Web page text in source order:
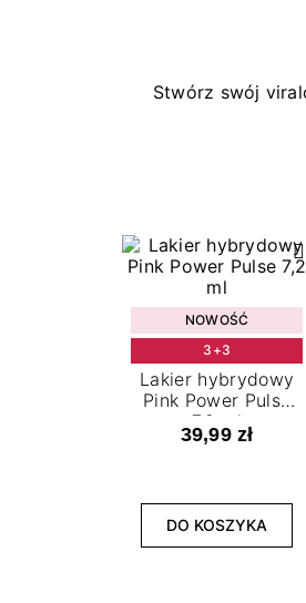
Stwórz swój
NOWOŚĆ
3+3
Lakier hybrydowy
Pink Power Pulse
7,2 ml
39,99 zł
DO KOSZYKA